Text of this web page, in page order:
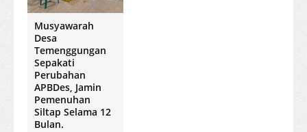
Musyawarah
Desa
Temenggungan
Sepakati
Perubahan
APBDes, Jamin
Pemenuhan
Siltap Selama 12
Bulan.